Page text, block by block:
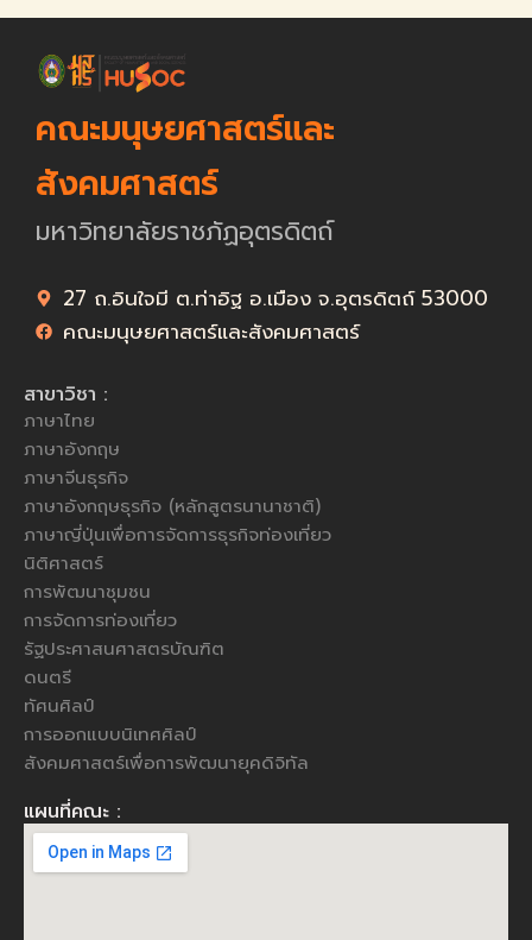
คณะมนุษยศาสตร์และ
สังคมศาสตร์
มหาวิทยาลัยราชภัฏอุตรดิตถ์
27 ถ.อินใจมี ต.ท่าอิฐ อ.เมือง จ.อุตรดิตถ์ 53000
คณะมนุษยศาสตร์และสังคมศาสตร์
สาขาวิชา :
ภาษาไทย
ภาษาอังกฤษ
ภาษาจีนธุรกิจ
ภาษาอังกฤษธุรกิจ (หลักสูตรนานาชาติ)
ภาษาญี่ปุ่นเพื่อการจัดการธุรกิจท่องเที่ยว
นิติศาสตร์
การพัฒนาชุมชน
การจัดการท่องเที่ยว
รัฐประศาสนศาสตรบัณฑิต
ดนตรี
ทัศนศิลป์
การออกแบบนิเทศศิลป์
สังคมศาสตร์เพื่อการพัฒนายุคดิจิทัล
แผนที่คณะ :